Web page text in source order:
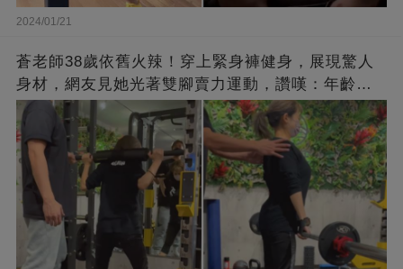
2024/01/21
蒼老師38歲依舊火辣！穿上緊身褲健身，展現驚人
身材，網友見她光著雙腳賣力運動，讚嘆：年齡不
過是個數字！